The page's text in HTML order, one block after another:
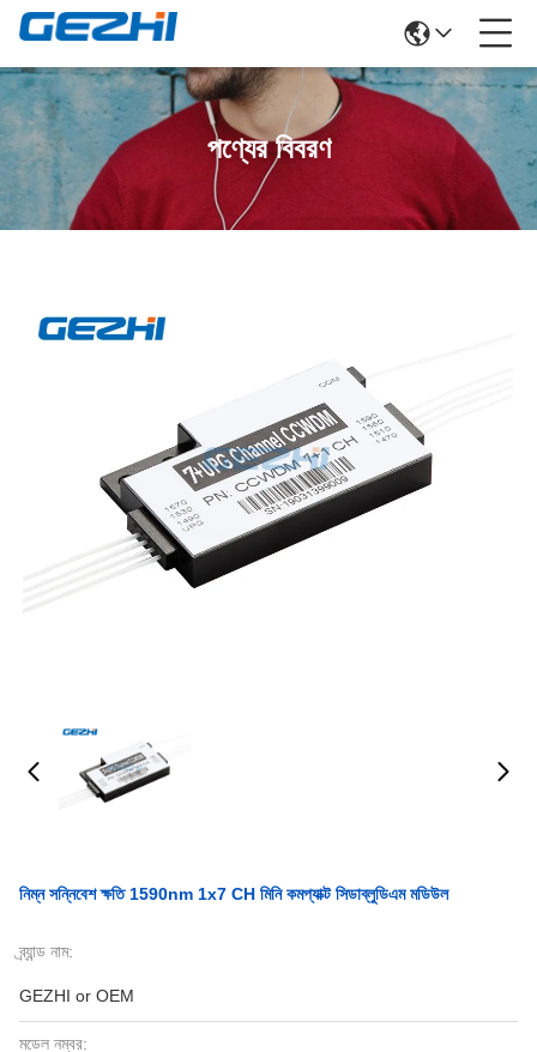
পণ্যের বিবরণ
নিম্ন সন্নিবেশ ক্ষতি 1590nm 1x7 CH মিনি কমপ্যাক্ট সিডাব্লুডিএম মডিউল
ব্র্যান্ড নাম:
GEZHI or OEM
মডেল নম্বর: